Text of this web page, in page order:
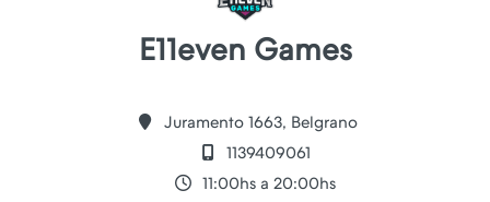
E11even Games
Juramento 1663, Belgrano
1139409061
11:00hs a 20:00hs